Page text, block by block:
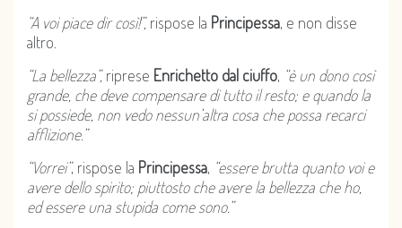
“A voi piace dir così!”,rispose la Principessa, e non disse
altro.
“La bellezza”,riprese Enrichetto dal ciuffo, “è un dono così
grande, che deve compensare di tutto il resto; e quando la
si possiede, non vedo nessun’altra cosa che possa recarci
afflizione.”
“Vorrei”, rispose la Principessa, “essere brutta quanto voi e
avere dello spirito; piuttosto che avere la bellezza che ho,
ed essere una stupida come sono.”